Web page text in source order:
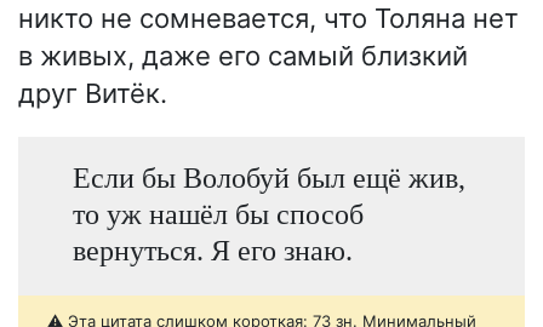
никто не сомневается, что Толяна нет
в живых, даже его самый близкий
друг Витёк.
Если бы Волобуй был ещё жив,
то уж нашёл бы способ
вернуться. Я его знаю.
⚠️ Эта цитата слишком короткая: 73 зн. Минимальный